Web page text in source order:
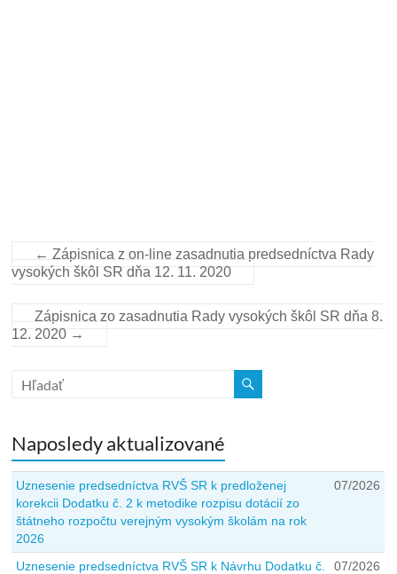
← Zápisnica z on-line zasadnutia predsedníctva Rady
vysokých škôl SR dňa 12. 11. 2020
Zápisnica zo zasadnutia Rady vysokých škôl SR dňa 8.
12. 2020 →
Naposledy aktualizované
Uznesenie predsedníctva RVŠ SR k predloženej
korekcii Dodatku č. 2 k metodike rozpisu dotácií zo
štátneho rozpočtu verejným vysokým školám na rok
2026
07/2026
Uznesenie predsedníctva RVŠ SR k Návrhu Dodatku č.
07/2026